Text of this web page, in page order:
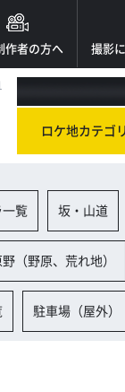
作者の方へ 撮影
ロケ地カテゴ
一覧 坂・山道
野（野原、荒れ地）
駐車場（屋外）